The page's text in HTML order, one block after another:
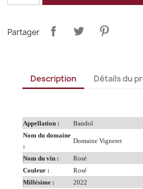
Partager
Description Détails du
Appellation :
Bandol
Nom du domaine
:
Domaine Vigneret
Nom du vin :
Rosé
Couleur :
Rosé
Millésime :
2022